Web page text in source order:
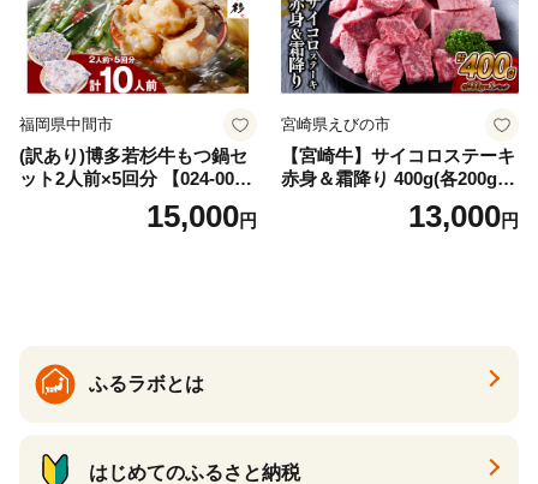
福岡県中間市
(訳あり)博多若杉牛もつ鍋セ
ット2人前×5回分 【024-002
15,000円
宮崎県えびの市
【宮崎牛】サイコロステーキ
赤身＆霜降り 400g(各200g×
１P 計2P) 真空パック 冷凍
13,000円
ふるラボとは
はじめてのふるさと納税